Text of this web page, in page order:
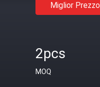
Miglior Prezzo
2pcs
MOQ